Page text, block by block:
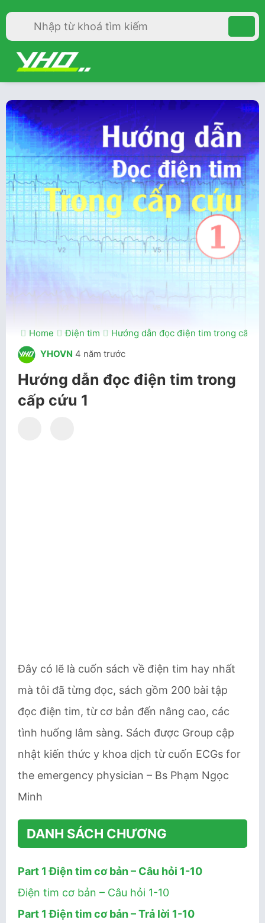
Home Điện tim
Hướng dẫn đọc điện tim trong cấp
YHOVN 4 năm trước
Hướng dẫn đọc điện tim trong
cấp cứu 1
Đây có lẽ là cuốn sách về điện tim hay nhất
mà tôi đã từng đọc, sách gồm 200 bài tập
đọc điện tim, từ cơ bản đến nâng cao, các
tình huống lâm sàng. Sách được Group cập
nhật kiến thức y khoa dịch từ cuốn ECGs for
the emergency physician – Bs Phạm Ngọc
Minh
DANH SÁCH CHƯƠNG
Part 1 Điện tim cơ bản – Câu hỏi 1-10
Điện tim cơ bản – Câu hỏi 1-10
Part 1 Điện tim cơ bản – Trả lời 1-10